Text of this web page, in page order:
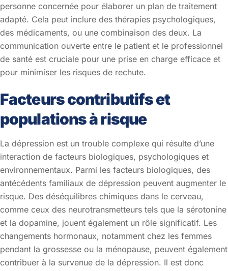
personne concernée pour élaborer un plan de traitement
adapté. Cela peut inclure des thérapies psychologiques,
des médicaments, ou une combinaison des deux. La
communication ouverte entre le patient et le professionnel
de santé est cruciale pour une prise en charge efficace et
pour minimiser les risques de rechute.
Facteurs contributifs et
populations à risque
La dépression est un trouble complexe qui résulte d’une
interaction de facteurs biologiques, psychologiques et
environnementaux. Parmi les facteurs biologiques, des
antécédents familiaux de dépression peuvent augmenter le
risque. Des déséquilibres chimiques dans le cerveau,
comme ceux des neurotransmetteurs tels que la sérotonine
et la dopamine, jouent également un rôle significatif. Les
changements hormonaux, notamment chez les femmes
pendant la grossesse ou la ménopause, peuvent également
contribuer à la survenue de la dépression. Il est donc